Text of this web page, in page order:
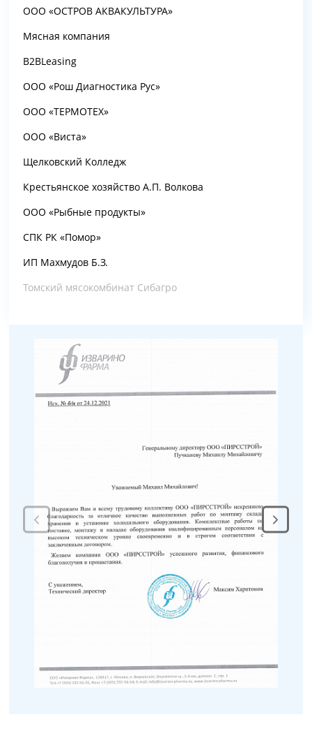
ООО «ОСТРОВ АКВАКУЛЬТУРА»
Мясная компания
B2BLeasing
ООО «Рош Диагностика Рус»
ООО «ТЕРМОТЕХ»
ООО «Виста»
Щелковский Колледж
Крестьянское хозяйство А.П. Волкова
ООО «Рыбные продукты»
СПК РК «Помор»
ИП Махмудов Б.З.
Томский мясокомбинат Сибагро